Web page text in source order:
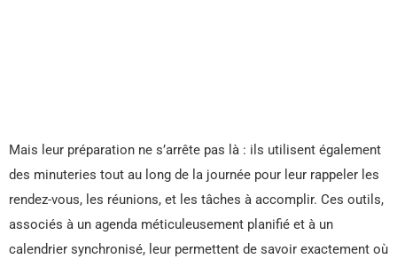
Mais leur préparation ne s’arrête pas là : ils utilisent également
des minuteries tout au long de la journée pour leur rappeler les
rendez-vous, les réunions, et les tâches à accomplir. Ces outils,
associés à un agenda méticuleusement planifié et à un
calendrier synchronisé, leur permettent de savoir exactement où